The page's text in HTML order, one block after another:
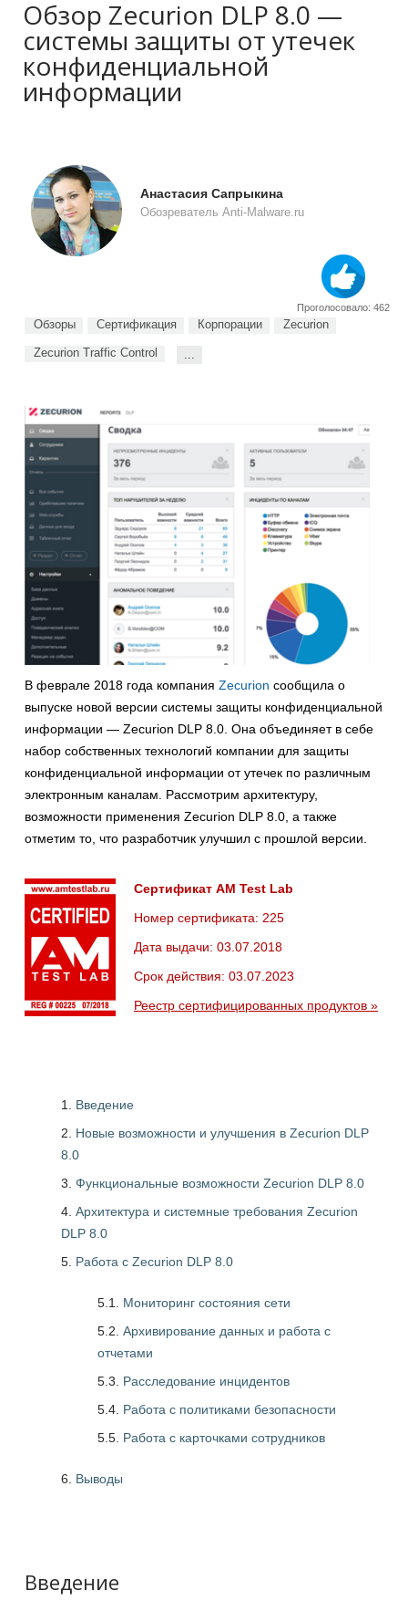
Обзор Zecurion DLP 8.0 —
системы защиты от утечек
конфиденциальной
информации
Анастасия Сапрыкина
Обозреватель Anti-Malware.ru
Проголосовало: 462
Обзоры Сертификация Корпорации Zecurion
Zecurion Traffic Control ...
В феврале 2018 года компания Zecurion сообщила о
выпуске новой версии системы защиты конфиденциальной
информации — Zecurion DLP 8.0. Она объединяет в себе
набор собственных технологий компании для защиты
конфиденциальной информации от утечек по различным
электронным каналам. Рассмотрим архитектуру,
возможности применения Zecurion DLP 8.0, а также
отметим то, что разработчик улучшил с прошлой версии.
Сертификат AM Test Lab
Номер сертификата: 225
Дата выдачи: 03.07.2018
Срок действия: 03.07.2023
Реестр сертифицированных продуктов »
Введение
Новые возможности и улучшения в Zecurion DLP
8.0
Функциональные возможности Zecurion DLP 8.0
Архитектура и системные требования Zecurion
DLP 8.0
Работа с Zecurion DLP 8.0
5.1. Мониторинг состояния сети
5.2. Архивирование данных и работа с
отчетами
5.3. Расследование инцидентов
5.4. Работа с политиками безопасности
5.5. Работа с карточками сотрудников
Выводы
Введение